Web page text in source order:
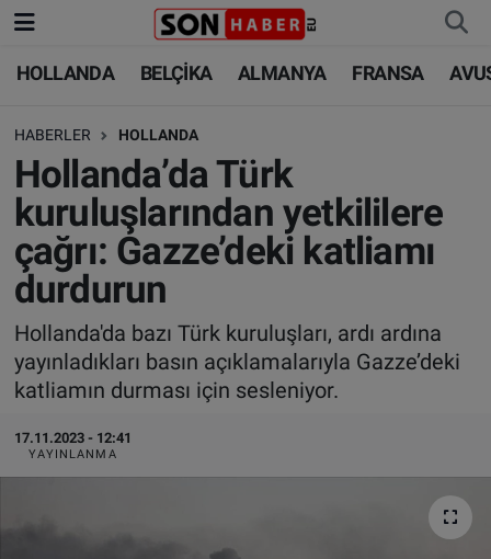
HOLLANDA BELÇİKA ALMANYA FRANSA
HABERLER HOLLANDA
Hollanda’da Türk
kuruluşlarından yetkililere
çağrı: Gazze’deki katliamı
durdurun
Hollanda'da bazı Türk kuruluşları, ardı ardına
yayınladıkları basın açıklamalarıyla Gazze’deki
katliamın durması için sesleniyor.
17.11.2023 - 12:41
YAYINLANMA
HOLLANDA
BELÇİKA
ALMANYA
FRANSA
AVUSTURYA
SAĞLIK - YAŞAM
HOLLANDA
BELÇİKA
ALMANYA
TÜRKİYE
DÜNYA
BİLİM-TEKNOLOJİ
FOTO GALERİ
Nöbetçi Eczaneler
Hava Durumu
Trafik Durumu
Süper Lig Puan Durumu ve Fikstür
Tüm Manşetler
Son Dakika Haberleri